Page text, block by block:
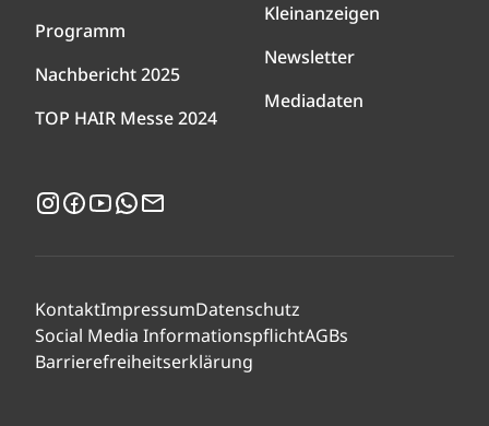
Programm
Nachbericht 2025
TOP HAIR Messe 2024
Kleinanzeigen
Newsletter
Mediadaten
Instagram
Facebook
YouTubeWhatsApp
KontaktImpressumDatenschutz
Social Media InformationspflichtAGBs
Barrierefreiheitserklärung